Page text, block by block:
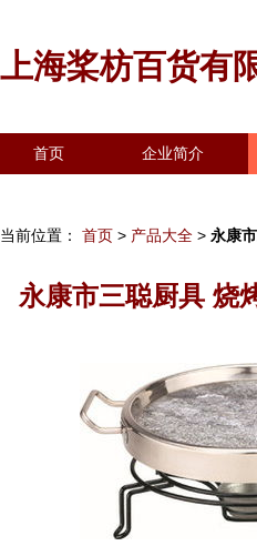
上海桨枋百货有
首页 企业简介
当前位置： 首页 > 产品大全 > 永康
永康市三聪厨具 烧